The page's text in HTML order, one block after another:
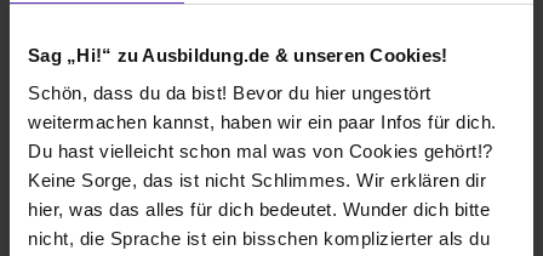
Sag „Hi!“ zu Ausbildung.de & unseren Cookies!
Schön, dass du da bist! Bevor du hier ungestört
weitermachen kannst, haben wir ein paar Infos für dich.
Du hast vielleicht schon mal was von Cookies gehört!?
Keine Sorge, das ist nicht Schlimmes. Wir erklären dir
hier, was das alles für dich bedeutet. Wunder dich bitte
nicht, die Sprache ist ein bisschen komplizierter als du
91166 Georgensgmünd
01.09.2026
1 freier Platz